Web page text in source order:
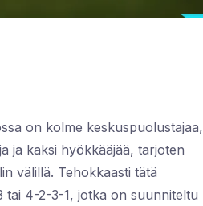
on kolme keskuspuolustajaa,
ja kaksi hyökkääjää, tarjoten
välillä. Tehokkaasti tätä
tai 4-2-3-1, jotka on suunniteltu